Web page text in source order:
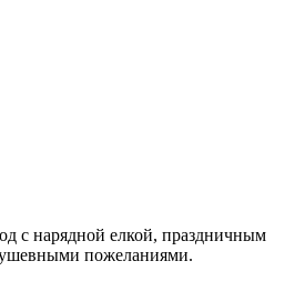
с нарядной елкой, праздничным
пожеланиями.